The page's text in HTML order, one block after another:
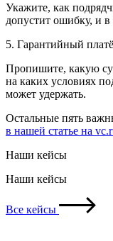
Укажите, как
допустит ошибку, и
5. Гарантийный
Пропишите, какую
на каких условиях
может удержать.
Остальные пять
в нашей статье на
Наши кейсы
Наши кейсы
Все кейсы